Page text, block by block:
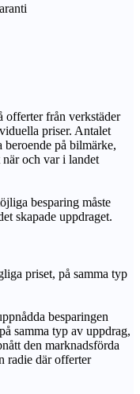
offerter från verkstäder
priser. Antalet
beroende på bilmärke,
och var i landet
besparing måste
skapade uppdraget.
priset, på samma typ
besparingen
samma typ av uppdrag,
den marknadsförda
radie där offerter